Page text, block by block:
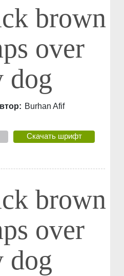
brown
over
dog
Burhan Afif
Скачать шрифт
brown
over
dog